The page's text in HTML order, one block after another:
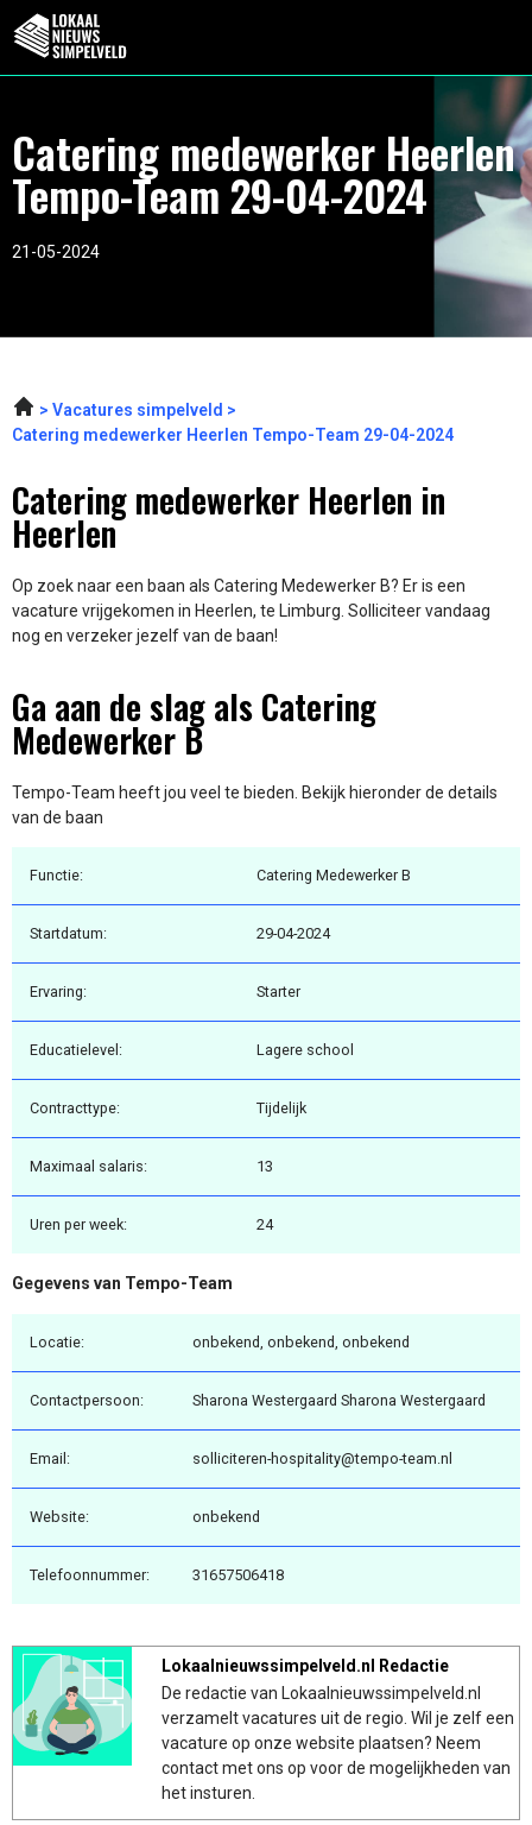
Catering medewerker Heerlen
Tempo-Team 29-04-2024
21-05-2024
Vacatures simpelveld
Catering medewerker Heerlen Tempo-Team 29-04-2024
Catering medewerker Heerlen in
Heerlen
Op zoek naar een baan als Catering Medewerker B? Er is een
vacature vrijgekomen in Heerlen, te Limburg. Solliciteer vandaag
nog en verzeker jezelf van de baan!
Ga aan de slag als Catering
Medewerker B
Tempo-Team heeft jou veel te bieden. Bekijk hieronder de details
van de baan
Functie: Catering Medewerker B
Startdatum: 29-04-2024
Ervaring: Starter
Educatielevel: Lagere school
Contracttype: Tijdelijk
Maximaal salaris: 13
Uren per week: 24
Gegevens van Tempo-Team
Locatie: onbekend, onbekend, onbekend
Contactpersoon: Sharona Westergaard Sharona Westergaard
Email: solliciteren-hospitality@tempo-team.nl
Website: onbekend
Telefoonnummer: 31657506418
Lokaalnieuwssimpelveld.nl Redactie
De redactie van Lokaalnieuwssimpelveld.nl
verzamelt vacatures uit de regio. Wil je zelf een
vacature op onze website plaatsen? Neem
contact met ons op voor de mogelijkheden van
het insturen.